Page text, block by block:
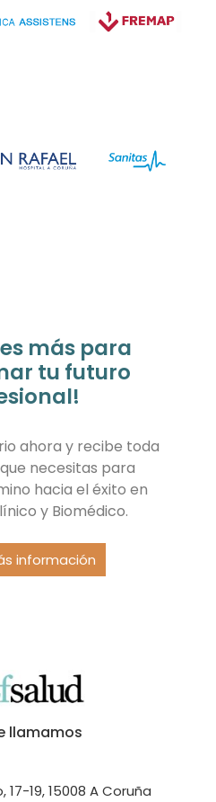
más para
tu futuro
ahora y recibe toda
necesitas para
hacia el éxito en
y Biomédico.
información
llamamos
19, 15008 A Coruña